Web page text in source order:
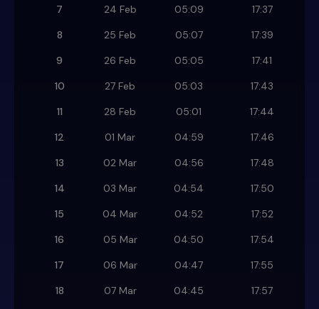
7
24 Feb 05:09
17:37
8
25 Feb 05:07
17:39
9
26 Feb 05:05
17:41
10
27 Feb 05:03
17:43
11
28 Feb 05:01
17:44
12
01 Mar 04:59
17:46
13
02 Mar 04:56
17:48
14
03 Mar 04:54
17:50
15
04 Mar 04:52
17:52
16
05 Mar 04:50
17:54
17
06 Mar 04:47
17:55
18
07 Mar 04:45
17:57